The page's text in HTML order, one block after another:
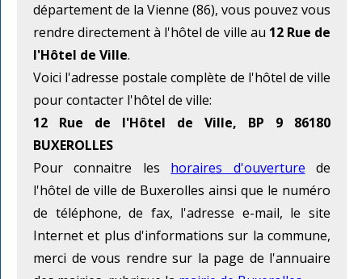
département de la Vienne (86), vous pouvez vous
rendre directement à l'hôtel de ville au 12 Rue de
l'Hôtel de Ville.
Voici l'adresse postale complète de l'hôtel de ville
pour contacter l'hôtel de ville:
12 Rue de l'Hôtel de Ville, BP 9 86180
BUXEROLLES
Pour connaitre les horaires d'ouverture de
l'hôtel de ville de Buxerolles ainsi que le numéro
de téléphone, de fax, l'adresse e-mail, le site
Internet et plus d'informations sur la commune,
merci de vous rendre sur la page de l'annuaire